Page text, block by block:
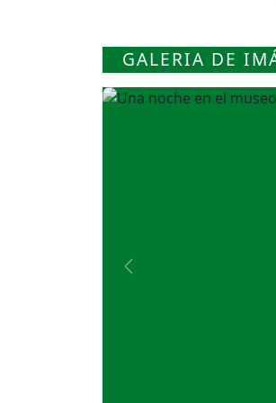
GALERIA DE
Previous